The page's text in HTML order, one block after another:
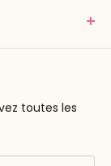
toutes les